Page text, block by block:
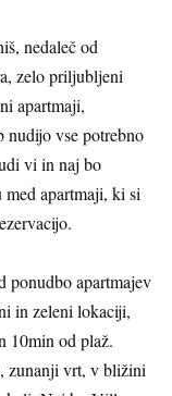
nedaleč od
zelo priljubljeni
apartmaji,
nudijo vse potrebno
vi in naj bo
med apartmaji, ki si
ponudbo apartmajev
in zeleni lokaciji,
10min od plaž.
zunanji vrt, v bližini